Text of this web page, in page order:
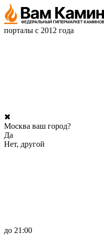
порталы с 2012 года
✖
Москва ваш город?
Да
Нет, другой
до 21:00